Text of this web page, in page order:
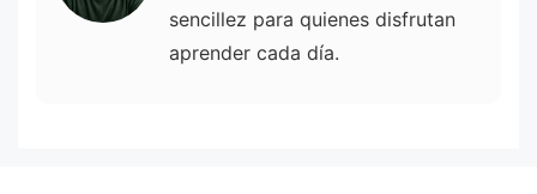
sencillez para quienes disfrutan
aprender cada día.